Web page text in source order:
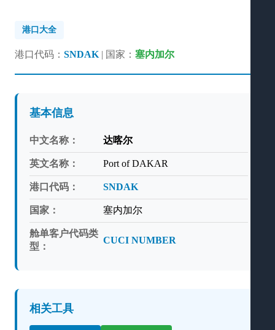
港口大全
港口代码： SNDAK | 国家： 塞内加尔
基本信息
中文名称： 达喀尔
英文名称： Port of DAKAR
港口代码： SNDAK
国家： 塞内加尔
舱单客户代码类
型：
CUCI NUMBER
相关工具